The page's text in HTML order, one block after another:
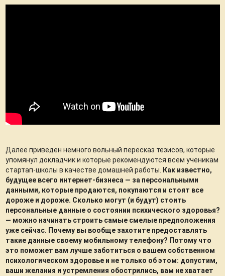
Далее приведен немного вольный пересказ тезисов, которые
упомянул докладчик и которые рекомендуются всем ученикам
стартап-школы в качестве домашней работы. Как известно,
будущее всего интернет-бизнеса — за персональными
данными, которые продаются, покупаются и стоят все
дороже и дороже. Сколько могут (и будут) стоить
персональные данные о состоянии психического здоровья?
— можно начинать строить самые смелые предположения
уже сейчас. Почему вы вообще захотите предоставлять
такие данные своему мобильному телефону? Потому что
это поможет вам лучше заботиться о вашем собственном
психологическом здоровье и не только об этом: допустим,
ваши желания и устремления обострились, вам не хватает